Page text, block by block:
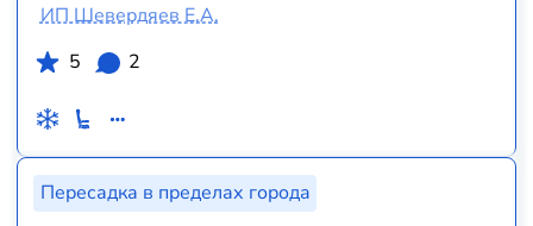
ИП Шевердяев Е.А.
5
2
Пересадка в пределах города